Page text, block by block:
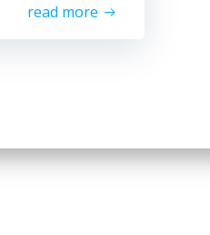
read more